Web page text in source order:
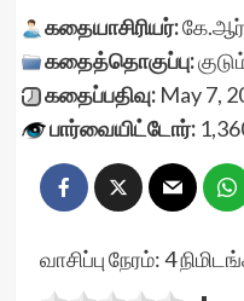
கதையாசிரியர்:
கதைத்தொகுப்பு:
கதைப்பதிவு:May 7,
பார்வையிட்டோர்:
வாசிப்பு நேரம்:4